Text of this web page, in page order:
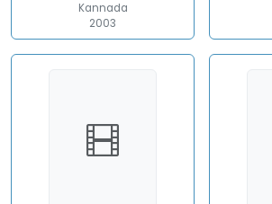
Kannada
2003